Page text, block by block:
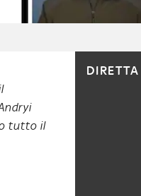
tutto il
DIRETTA